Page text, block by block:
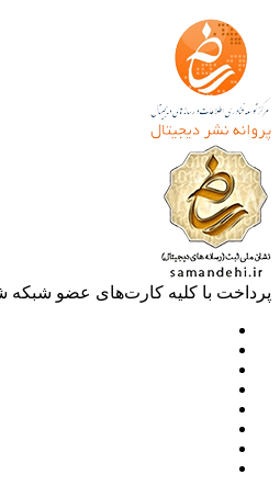
با کلیه کارت‌های عضو شبکه شتاب